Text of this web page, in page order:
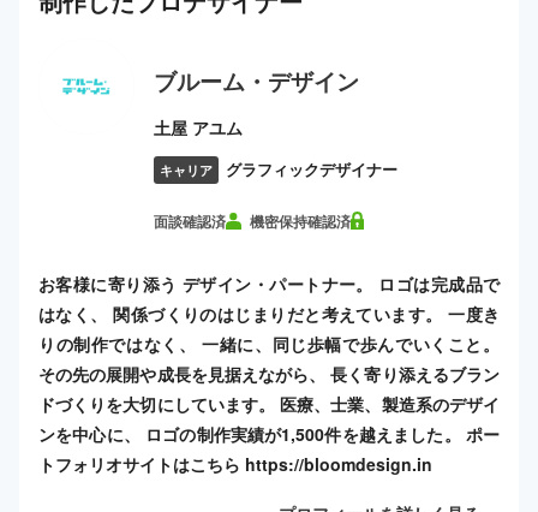
ブルーム・デザイン
土屋 アユム
キャリア グラフィックデザイナー
面談確認済 機密保持確認済
お客様に寄り添う デザイン・パートナー。 ロゴは完成品で
はなく、 関係づくりのはじまりだと考えています。 一度き
りの制作ではなく、 一緒に、同じ歩幅で歩んでいくこと。
その先の展開や成長を見据えながら、 長く寄り添えるブラン
ドづくりを大切にしています。 医療、士業、製造系のデザイ
ンを中心に、 ロゴの制作実績が1,500件を越えました。 ポー
トフォリオサイトはこちら https://bloomdesign.in